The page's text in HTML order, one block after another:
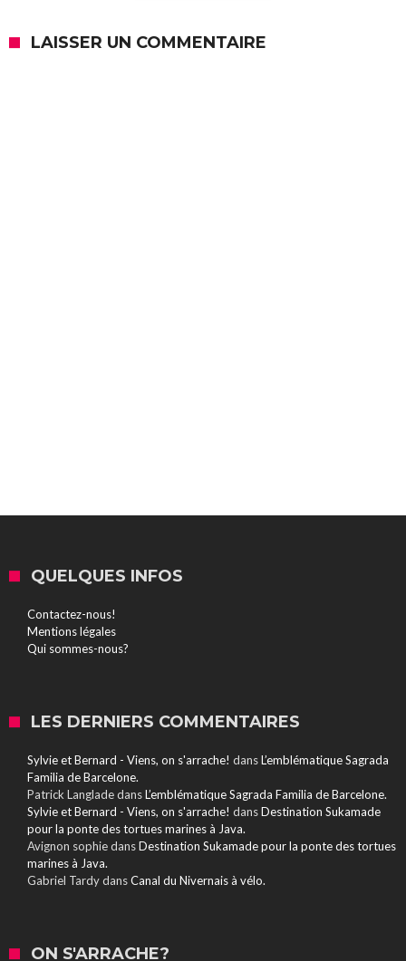
LAISSER UN COMMENTAIRE
QUELQUES INFOS
Contactez-nous!
Mentions légales
Qui sommes-nous?
LES DERNIERS COMMENTAIRES
Sylvie et Bernard - Viens, on s'arrache! dansL’emblématique Sagrada
Familia de Barcelone.
Patrick LangladedansL’emblématique Sagrada Familia de Barcelone.
Sylvie et Bernard - Viens, on s'arrache! dansDestination Sukamade
pour la ponte des tortues marines à Java.
Avignon sophiedansDestination Sukamade pour la ponte des tortues
marines à Java.
Gabriel TardydansCanal du Nivernais à vélo.
ON S'ARRACHE?